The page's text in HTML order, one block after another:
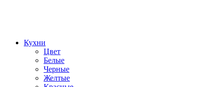
Кухни
Цвет
Белые
Черные
Желтые